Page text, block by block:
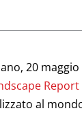
20
Report
al